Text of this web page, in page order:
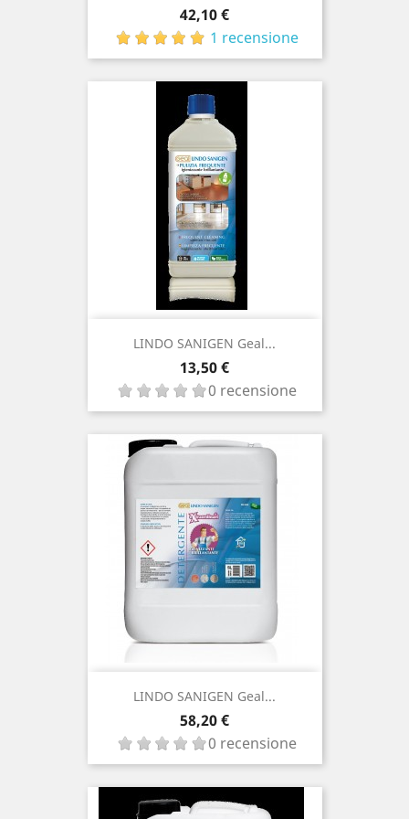
Prezzo
42,10 €
1 recensione
LINDO SANIGEN Geal...
Prezzo
13,50 €
0 recensione
LINDO SANIGEN Geal...
Prezzo
58,20 €
0 recensione